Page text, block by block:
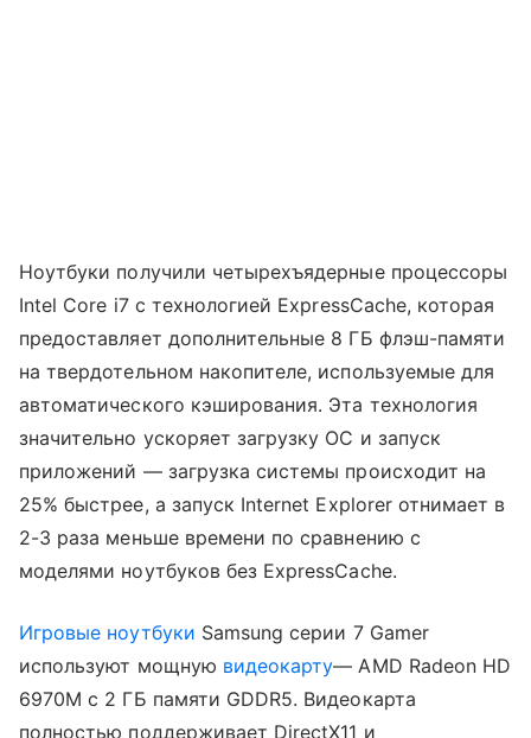
Ноутбуки получили четырехъядерные процессоры
Intel Core i7 с технологией ExpressCache, которая
предоставляет дополнительные 8 ГБ флэш-памяти
на твердотельном накопителе, используемые для
автоматического кэширования. Эта технология
значительно ускоряет загрузку ОС и запуск
приложений — загрузка системы происходит на
25% быстрее, а запуск Internet Explorer отнимает в
2-3 раза меньше времени по сравнению с
моделями ноутбуков без ExpressCache.
Игровые ноутбуки Samsung серии 7 Gamer
используют мощную видеокарту— AMD Radeon HD
6970M с 2 ГБ памяти GDDR5. Видеокарта
полностью поддерживает DirectX11 и